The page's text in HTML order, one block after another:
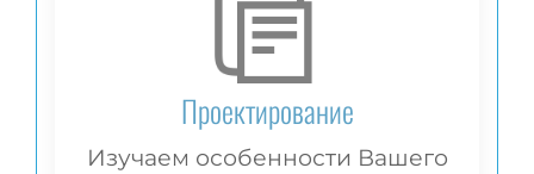
Проектирование
Изучаем особенности Вашего